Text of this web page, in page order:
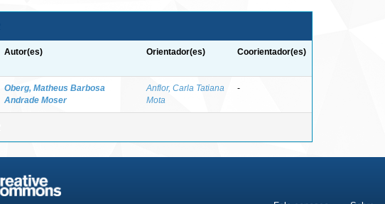
Autor(es) Orientador(es) Coorientador(es)
Oberg, Matheus Barbosa
Andrade Moser
Anflor, Carla Tatiana
Mota
-